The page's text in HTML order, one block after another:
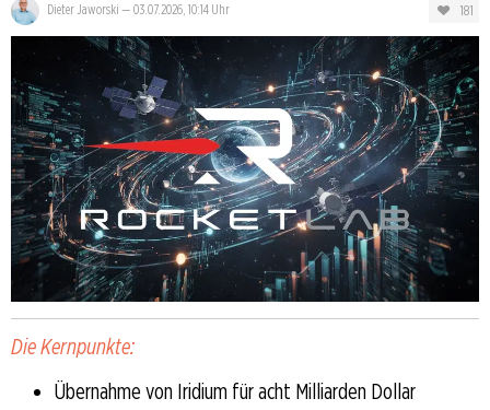
Dieter Jaworski — 03.07.2026, 10:14 Uhr 181
Die Kernpunkte:
Übernahme von Iridium für acht Milliarden Dollar